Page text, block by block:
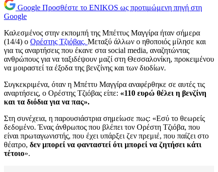
Google Προσθέστε το ENIKOS ως προτιμώμενη πηγή στη
Google
Καλεσμένος στην εκπομπή της Μπέττυς Μαγγίρα ήταν σήμερα
(14/4) ο Ορέστης Τζιόβας. Μεταξύ άλλων ο ηθοποιός μίλησε και
για τις αναρτήσεις που έκανε στα social media, αναζητώντας
ανθρώπους για να ταξιδέψουν μαζί στη Θεσσαλονίκη, προκειμένου
να μοιραστεί τα έξοδα της βενζίνης και των διοδίων.
Συγκεκριμένα, όταν η Μπέττυ Μαγγίρα αναφέρθηκε σε αυτές τις
αναρτήσεις, ο Ορέστης Τζιόβας είπε: «110 ευρώ θέλει η βενζίνη
και τα διόδια για να πας».
Στη συνέχεια, η παρουσιάστρια σημείωσε πως: «Εσύ το θεωρείς
δεδομένο. Ένας άνθρωπος που βλέπει τον Ορέστη Τζιόβα, που
είναι πρωταγωνιστής, που έχει υπάρξει ζεν πρεμιέ, που παίζει στο
θέατρο, δεν μπορεί να φανταστεί ότι μπορεί να ζητήσει κάτι
τέτοιο».